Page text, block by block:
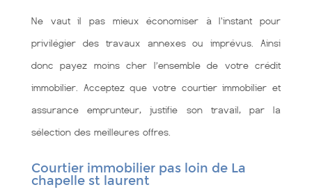
Ne vaut il pas mieux économiser à l'instant pour
privilégier des travaux annexes ou imprévus. Ainsi
donc payez moins cher l’ensemble de votre crédit
immobilier. Acceptez que votre courtier immobilier et
assurance emprunteur, justifie son travail, par la
sélection des meilleures offres.
Courtier immobilier pas loin de La
chapelle st laurent